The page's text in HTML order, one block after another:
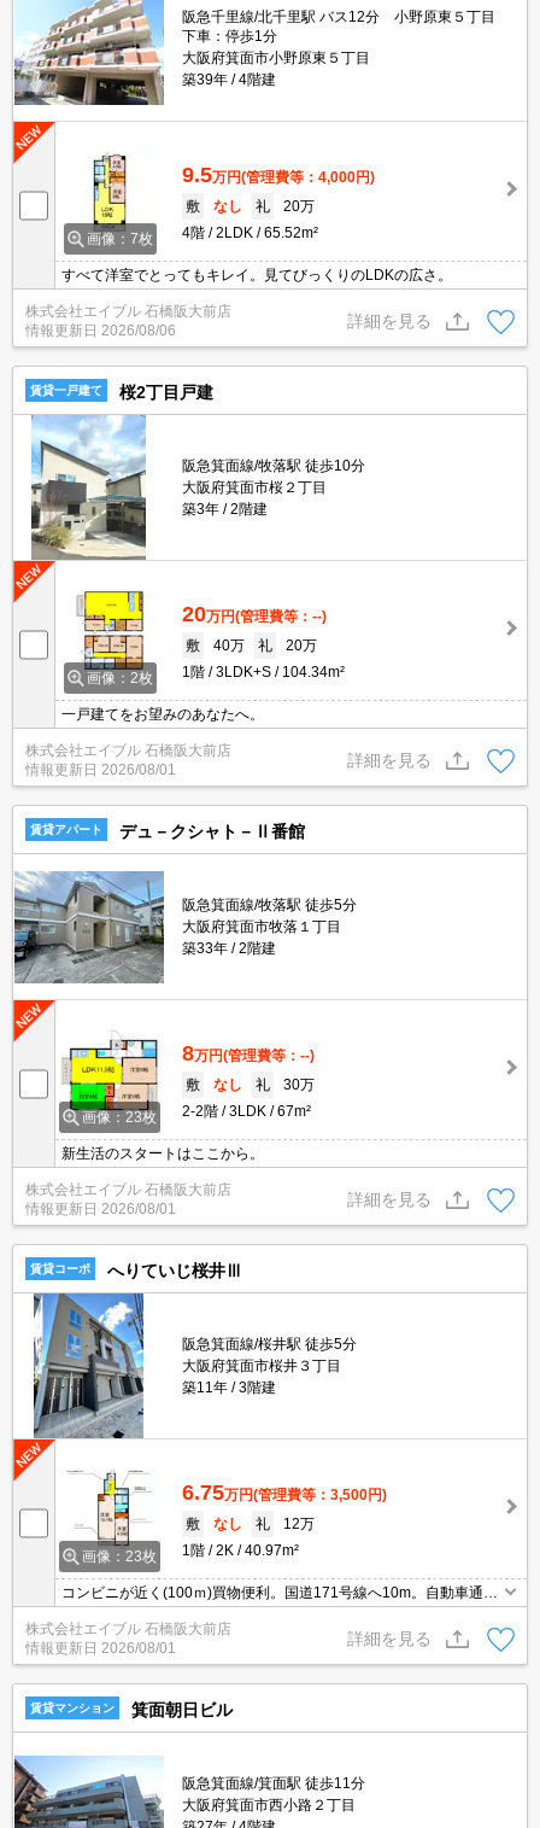
阪急千里線/北千里駅 バス12分 小野原東５丁目
下車：停歩1分
大阪府箕面市小野原東５丁目
築39年
4階建
画像：7枚
9.5万円(管理費等：4,000円)
敷
なし 礼
20万
4階
2LDK 65.52m²
すべて洋室でとってもキレイ。見てびっくりのLDKの広さ。
株式会社エイブル 石橋阪大前店
情報更新日 2026/08/06
詳細を見る
賃貸一戸建て 桜2丁目戸建
阪急箕面線/牧落駅 徒歩10分
大阪府箕面市桜２丁目
築3年
2階建
画像：2枚
20万円(管理費等：--)
敷
40万 礼
20万
1階
3LDK+S 104.34m²
一戸建てをお望みのあなたへ。
株式会社エイブル 石橋阪大前店
情報更新日 2026/08/01
詳細を見る
賃貸アパート デュ－クシャト－Ⅱ番館
阪急箕面線/牧落駅 徒歩5分
大阪府箕面市牧落１丁目
築33年
2階建
画像：23枚
8万円(管理費等：--)
敷
なし 礼
30万
2-2階
3LDK 67m²
新生活のスタートはここから。
株式会社エイブル 石橋阪大前店
情報更新日 2026/08/01
詳細を見る
賃貸コーポ へりていじ桜井Ⅲ
阪急箕面線/桜井駅 徒歩5分
大阪府箕面市桜井３丁目
築11年
3階建
画像：23枚
6.75万円(管理費等：3,500円)
敷
なし 礼
12万
1階
2K 40.97m²
コンビニが近く(100ｍ)買物便利。国道171号線へ10m。自動車通勤
株式会社エイブル 石橋阪大前店
情報更新日 2026/08/01
詳細を見る
賃貸マンション 箕面朝日ビル
阪急箕面線/箕面駅 徒歩11分
大阪府箕面市西小路２丁目